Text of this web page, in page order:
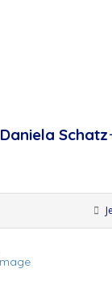
Daniela Schatz
Make-Up Artists